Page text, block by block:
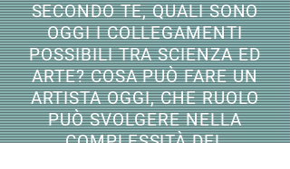
SECONDO TE, QUALI SONO
OGGI I COLLEGAMENTI
POSSIBILI TRA SCIENZA ED
ARTE? COSA PUÒ FARE UN
ARTISTA OGGI, CHE RUOLO
PUÒ SVOLGERE NELLA
COMPLESSITÀ DEL